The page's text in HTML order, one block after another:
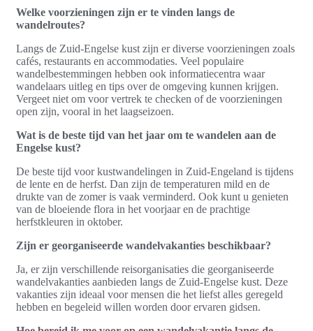
Welke voorzieningen zijn er te vinden langs de
wandelroutes?
Langs de Zuid-Engelse kust zijn er diverse voorzieningen zoals
cafés, restaurants en accommodaties. Veel populaire
wandelbestemmingen hebben ook informatiecentra waar
wandelaars uitleg en tips over de omgeving kunnen krijgen.
Vergeet niet om voor vertrek te checken of de voorzieningen
open zijn, vooral in het laagseizoen.
Wat is de beste tijd van het jaar om te wandelen aan de
Engelse kust?
De beste tijd voor kustwandelingen in Zuid-Engeland is tijdens
de lente en de herfst. Dan zijn de temperaturen mild en de
drukte van de zomer is vaak verminderd. Ook kunt u genieten
van de bloeiende flora in het voorjaar en de prachtige
herfstkleuren in oktober.
Zijn er georganiseerde wandelvakanties beschikbaar?
Ja, er zijn verschillende reisorganisaties die georganiseerde
wandelvakanties aanbieden langs de Zuid-Engelse kust. Deze
vakanties zijn ideaal voor mensen die het liefst alles geregeld
hebben en begeleid willen worden door ervaren gidsen.